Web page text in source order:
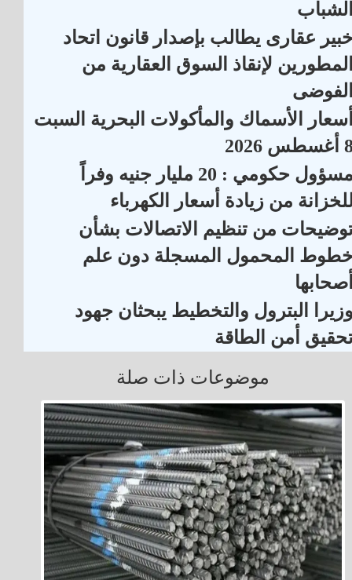
عقارى يطالب بإصدار قانون اتحاد
لإنقاذ السوق العقارية من
الأسماك والمأكولات البحرية السبت
2026
مسؤول حكومي : 20 مليار جنيه وفراً
من زيادة أسعار الكهرباء
من تنظيم الاتصالات بشأن
المحمول المسجلة دون علم
البترول والتخطيط يبحثان جهود
أمن الطاقة
موضوعات ذات صلة